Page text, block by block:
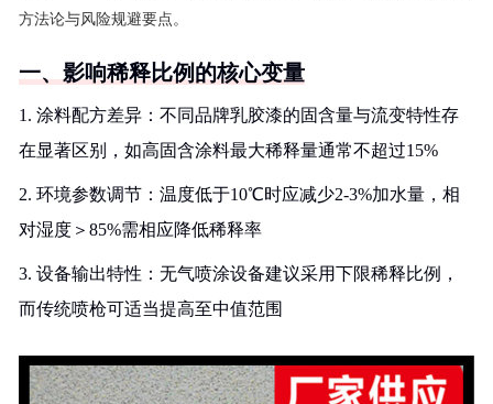
方法论与风险规避要点。
一、影响稀释比例的核心变量
1. 涂料配方差异：不同品牌乳胶漆的固含量与流变特性存
在显著区别，如高固含涂料最大稀释量通常不超过15%
2. 环境参数调节：温度低于10℃时应减少2-3%加水量，相
对湿度＞85%需相应降低稀释率
3. 设备输出特性：无气喷涂设备建议采用下限稀释比例，
而传统喷枪可适当提高至中值范围